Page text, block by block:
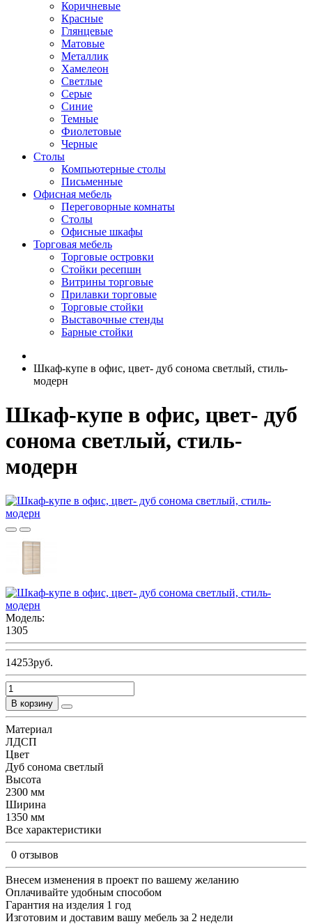
Коричневые
Красные
Глянцевые
Матовые
Металлик
Хамелеон
Светлые
Серые
Синие
Темные
Фиолетовые
Черные
Столы
Компьютерные столы
Письменные
Офисная мебель
Переговорные комнаты
Столы
Офисные шкафы
Торговая мебель
Торговые островки
Стойки ресепшн
Витрины торговые
Прилавки торговые
Торговые стойки
Выставочные стенды
Барные стойки
Шкаф-купе в офис, цвет- дуб сонома светлый, стиль-
модерн
Шкаф-купе в офис, цвет- дуб
сонома светлый, стиль-
модерн
Модель:
1305
14253руб.
В корзину
Материал
ЛДСП
Цвет
Дуб сонома светлый
Высота
2300 мм
Ширина
1350 мм
Все характеристики
0 отзывов
Внесем изменения в проект по вашему желанию
Оплачивайте удобным способом
Гарантия на изделия 1 год
Изготовим и доставим вашу мебель за 2 недели